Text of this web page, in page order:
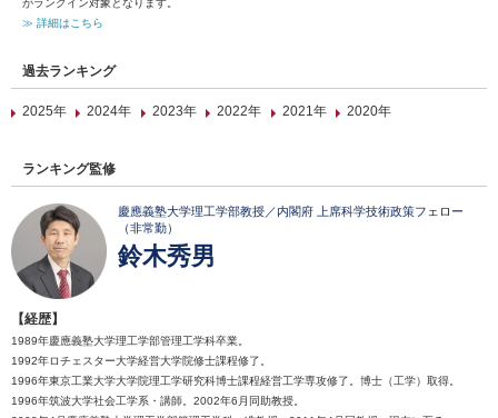
がランクイン対象となります。
≫ 詳細はこちら
過去ランキング
2025年 2024年 2023年 2022年 2021年 2020年
ランキング監修
慶應義塾大学理工学部教授／内閣府 上席科学技術政策フェロー
（非常勤）
鈴木秀男
【経歴】
1989年慶應義塾大学理工学部管理工学科卒業。
1992年ロチェスター大学経営大学院修士課程修了。
1996年東京工業大学大学院理工学研究科博士課程経営工学専攻修了。博士（工学）取得。
1996年筑波大学社会工学系・講師。2002年6月同助教授。